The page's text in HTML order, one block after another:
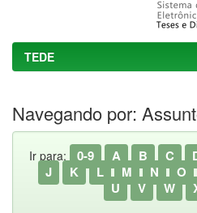
TEDE
Navegando por:
Ir para: 0-9 A B C
J
K L M N O
U
V W